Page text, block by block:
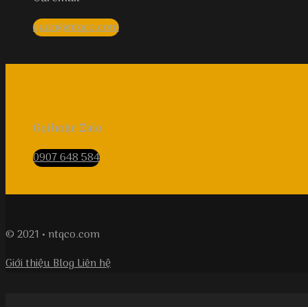
quan@ntqco.com
Gọi hoặc Zalo
0907 648 584
© 2021 • ntqco.com
Giới thiệuBlogLiên hệ